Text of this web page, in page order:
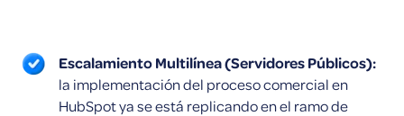
Escalamiento Multilínea (Servidores Públicos):
la implementación del proceso comercial en
HubSpot ya se está replicando en el ramo de